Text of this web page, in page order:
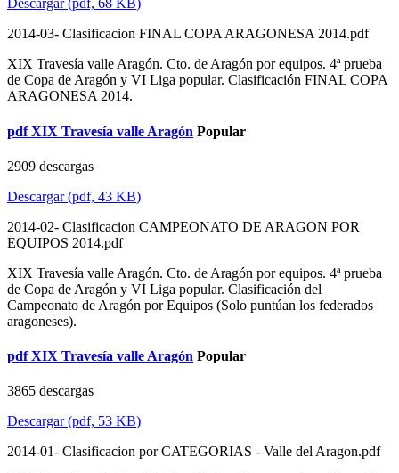
Descargar(pdf, 68 KB)
2014-03- Clasificacion FINAL COPA ARAGONESA 2014.pdf
XIX Travesía valle Aragón. Cto. de Aragón por equipos. 4ª prueba
de Copa de Aragón y VI Liga popular. Clasificación FINAL COPA
ARAGONESA 2014.
pdf XIX Travesía valle Aragón Popular
2909 descargas
Descargar(pdf, 43 KB)
2014-02- Clasificacion CAMPEONATO DE ARAGON POR
EQUIPOS 2014.pdf
XIX Travesía valle Aragón. Cto. de Aragón por equipos. 4ª prueba
de Copa de Aragón y VI Liga popular. Clasificación del
Campeonato de Aragón por Equipos (Solo puntúan los federados
aragoneses).
pdf XIX Travesía valle Aragón Popular
3865 descargas
Descargar(pdf, 53 KB)
2014-01- Clasificacion por CATEGORIAS - Valle del Aragon.pdf